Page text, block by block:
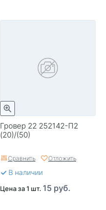
Гровер 22 252142-П2
(20)/(50)
Сравнить Отложить
В наличии
Цена за 1 шт. 15 руб.